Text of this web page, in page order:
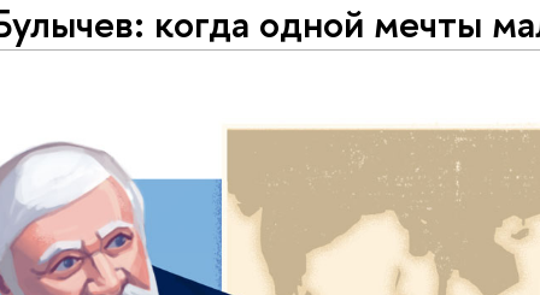
когда одной мечты